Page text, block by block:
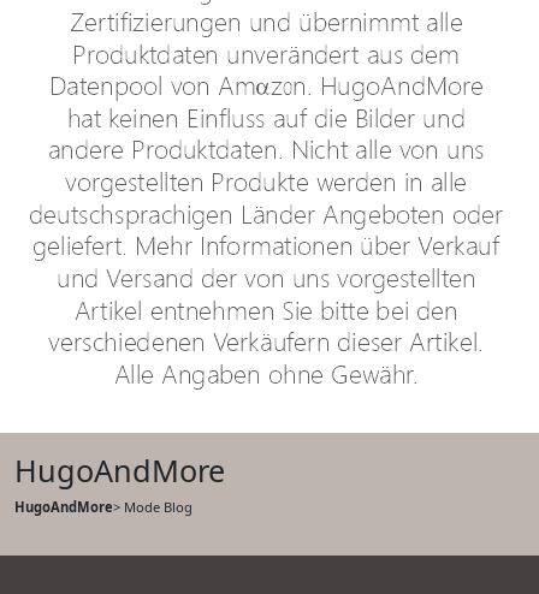
HugoAndMore
HugoAndMore> Mode Blog